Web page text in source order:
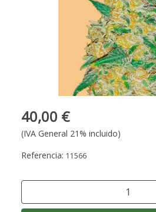
40,00 €
(IVA General 21% incluido)
Referencia: 11566